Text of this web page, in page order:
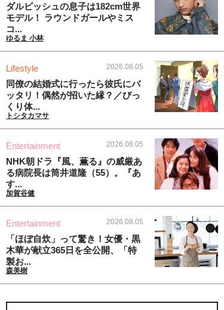
ダルビッシュの息子は182cm世界
モデル！ ラウンドガールやミス
コ...
ゆるま 小林
Lifestyle 2026.08.05
同僚の結婚式に行ったら彼氏にバ
ッタリ！偶然が招いた縁？／びっ
くり体...
トシタカマサ
Entertainment 2026.08.05
NHK朝ドラ『風、薫る』の威厳あ
る病院長は筒井道隆（55）。『あ
す...
加賀谷健
Entertainment 2026.08.05
「ほぼ自炊」って驚き！女優・黒
木華が献立365日を全公開、「特
製お...
森美樹